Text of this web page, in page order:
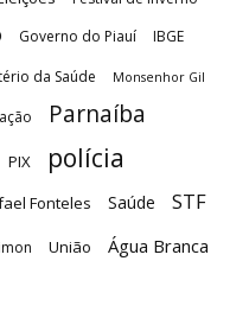
Governo do Piauí IBGE
da Saúde Monsenhor Gil
Parnaíba
PIX
polícia
Fonteles Saúde STF
União Água Branca